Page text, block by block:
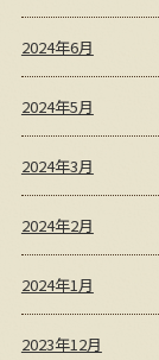
2024年6月
2024年5月
2024年3月
2024年2月
2024年1月
2023年12月